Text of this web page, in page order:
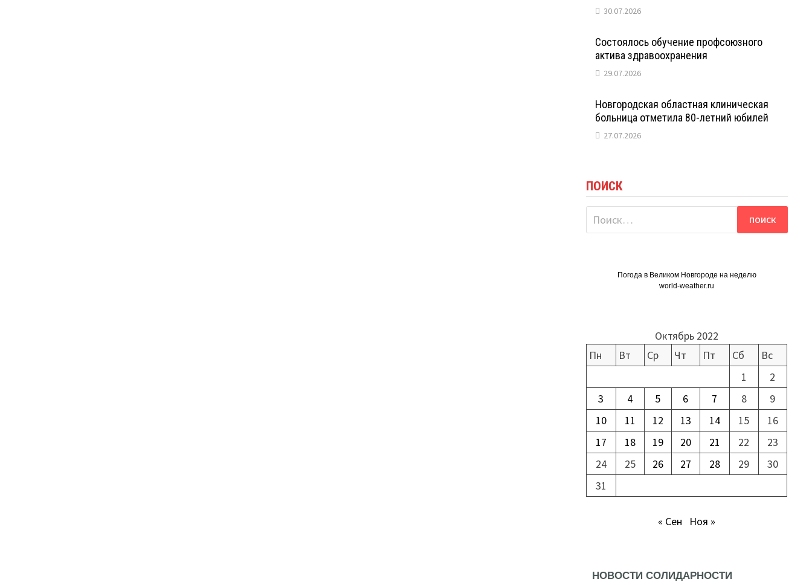
30.07.2026
Состоялось обучение профсоюзного
актива здравоохранения
29.07.2026
Новгородская областная клиническая
больница отметила 80-летний юбилей
27.07.2026
ПОИСК
Найти:
Погода в Великом Новгороде на неделю
world-weather.ru
Октябрь 2022
Пн
Вт Ср Чт Пт Сб
Вс
1
2
3
4 5 6 7 8
9
10
11 12 13 14 15
16
17
18 19 20 21 22
23
24
25 26 27 28 29
30
31
« Сен Ноя »
НОВОСТИ СОЛИДАРНОСТИ